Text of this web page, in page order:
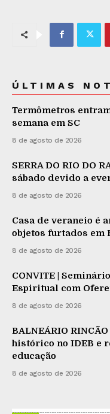
ÚLTIMAS
Termômetros
semana em SC
8 de agosto de 2026
SERRA DO RIO DO
sábado devido a
8 de agosto de 2026
Casa de veraneio é
objetos furtados em
8 de agosto de 2026
CONVITE |
Espiritual com
8 de agosto de 2026
BALNEÁRIO
histórico no IDEB e
educação
8 de agosto de 2026